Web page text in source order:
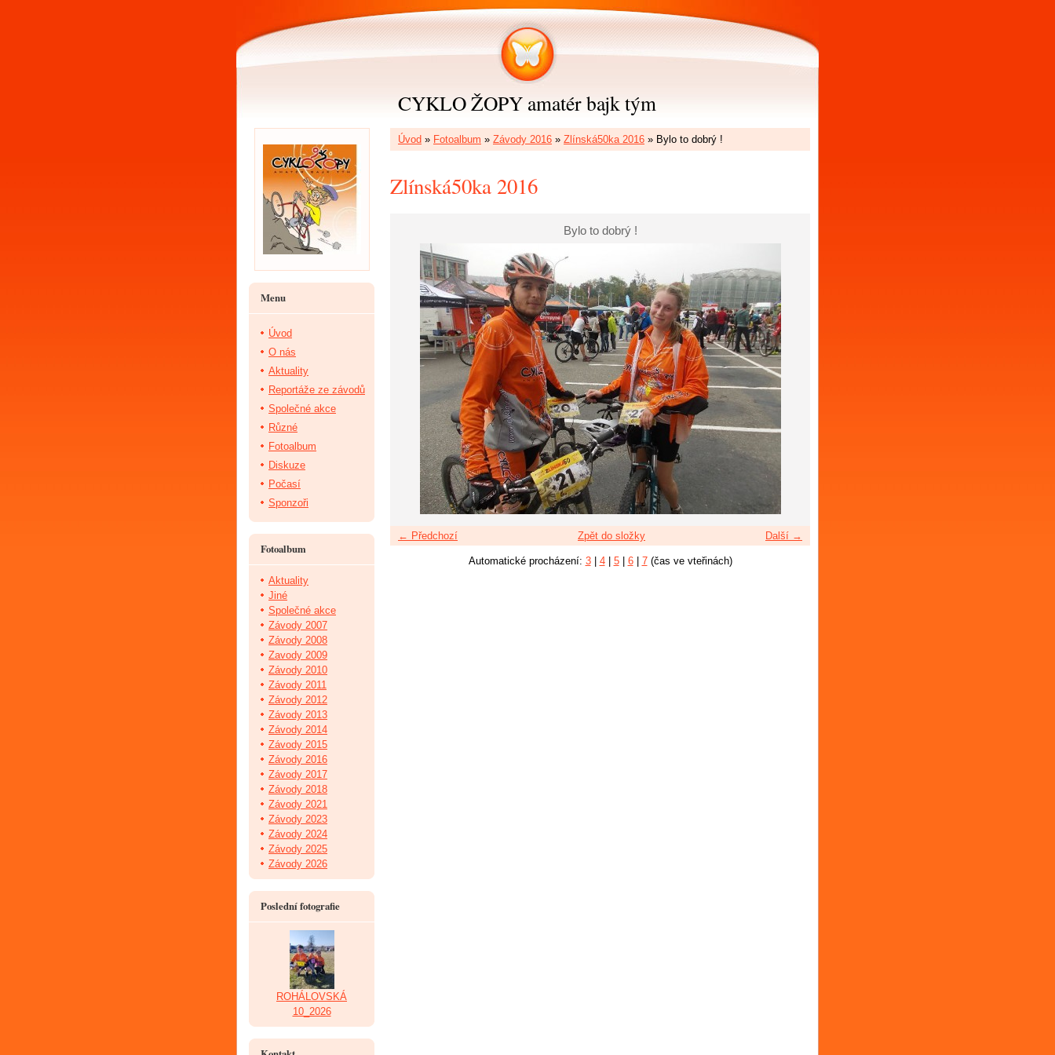
CYKLO ŽOPY amatér bajk tým
Úvod » Fotoalbum » Závody 2016 » Zlínská50ka 2016 » Bylo to dobrý !
Zlínská50ka 2016
Bylo to dobrý !
← Předchozí Další →
Zpět do složky
Automatické procházení: 3| 4| 5| 6| 7(čas ve vteřinách)
Menu
Úvod
O nás
Aktuality
Reportáže ze závodů
Společné akce
Různé
Fotoalbum
Diskuze
Počasí
Sponzoři
Fotoalbum
Aktuality
Jiné
Společné akce
Závody 2007
Závody 2008
Zavody 2009
Závody 2010
Závody 2011
Závody 2012
Závody 2013
Závody 2014
Závody 2015
Závody 2016
Závody 2017
Závody 2018
Závody 2021
Závody 2023
Závody 2024
Závody 2025
Závody 2026
Poslední fotografie
ROHÁLOVSKÁ
10_2026